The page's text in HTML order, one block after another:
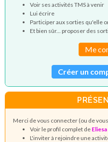
Voir ses activités TMS à venir
Lui écrire
Participer aux sorties qu'elle
Et bien sûr... proposer des
Me
Créer un
Merci de vous connecter (ou de
Voir le profil complet de Eliesa
L'inviter à rejoindre une